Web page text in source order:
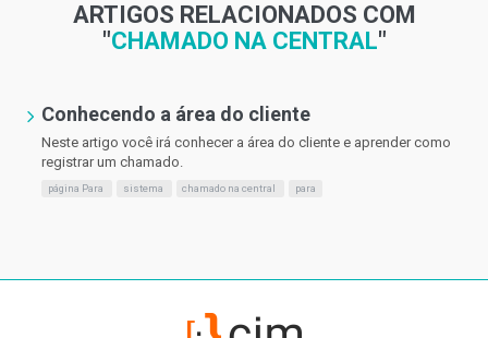
ARTIGOS RELACIONADOS COM
"CHAMADO NA CENTRAL"
Conhecendo a área do cliente
Neste artigo você irá conhecer a área do cliente e aprender como
registrar um chamado.
página Para sistema chamado na central para